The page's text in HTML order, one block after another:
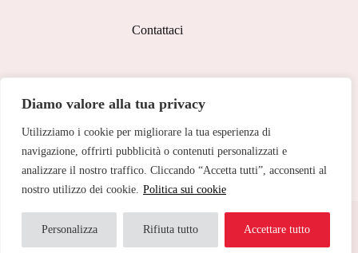
Diamo valore alla tua privacy
Utilizziamo i cookie per migliorare la tua esperienza di
navigazione, offrirti pubblicità o contenuti personalizzati e
analizzare il nostro traffico. Cliccando “Accetta tutti”, acconsenti al
nostro utilizzo dei cookie. Politica sui cookie
Personalizza Rifiuta tutto Accettare tutto
Contattaci
Corso Peschiera, 279 10141
Telefono:
011 713 191
Email:
cristinetorino@gmail.com
Italia S.p.A.